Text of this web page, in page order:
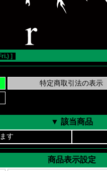
]
▼ 該当商品
す
商品表示設定